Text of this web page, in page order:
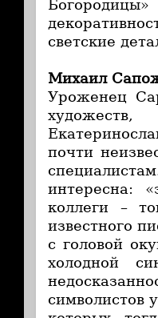
светские
Михаил
Уроженец
почти
интересна:
коллеги –
известного
с головой
холодной
символистов